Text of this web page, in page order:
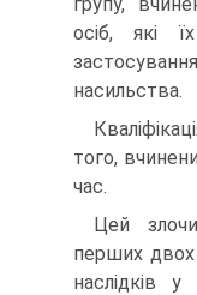
осіб, які
насильства.
того,
час.
Цей
перших
наслідків у